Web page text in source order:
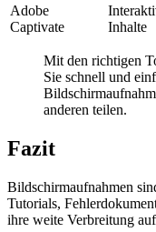
Adobe
Captivate
Inhalte
Mit den richtigen
Sie schnell und
anderen teilen.
Fazit
Bildschirmaufnahmen
Tutorials,
ihre weite Verbreitung